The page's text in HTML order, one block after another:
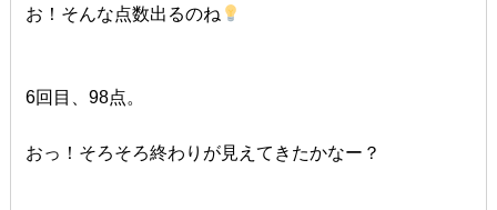
お！そんな点数出るのね
6回目、98点。
おっ！そろそろ終わりが見えてきたかなー？